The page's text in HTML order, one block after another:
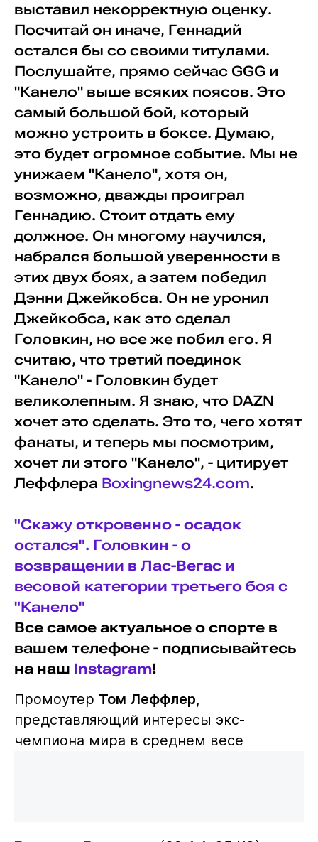
выставил некорректную оценку.
Посчитай он иначе, Геннадий
остался бы со своими титулами.
Послушайте, прямо сейчас GGG и
"Канело" выше всяких поясов. Это
самый большой бой, который
можно устроить в боксе. Думаю,
это будет огромное событие. Мы не
унижаем "Канело", хотя он,
возможно, дважды проиграл
Геннадию. Стоит отдать ему
должное. Он многому научился,
набрался большой уверенности в
этих двух боях, а затем победил
Дэнни Джейкобса. Он не уронил
Джейкобса, как это сделал
Головкин, но все же побил его. Я
считаю, что третий поединок
"Канело" - Головкин будет
великолепным. Я знаю, что DAZN
хочет это сделать. Это то, чего хотят
фанаты, и теперь мы посмотрим,
хочет ли этого "Канело", - цитирует
Леффлера Boxingnews24.com.
"Скажу откровенно - осадок
остался". Головкин - о
возвращении в Лас-Вегас и
весовой категории третьего боя с
"Канело"
Все самое актуальное о спорте в
вашем телефоне - подписывайтесь
на наш Instagram!
Промоутер Том Леффлер,
представляющий интересы экс-
чемпиона мира в среднем весе